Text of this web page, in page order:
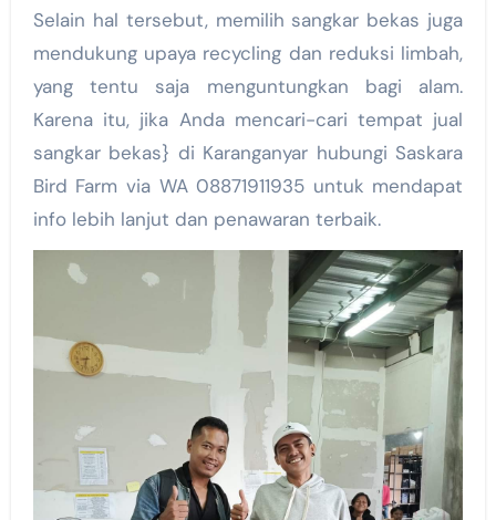
Selain hal tersebut, memilih sangkar bekas juga
mendukung upaya recycling dan reduksi limbah,
yang tentu saja menguntungkan bagi alam.
Karena itu, jika Anda mencari-cari tempat jual
sangkar bekas} di Karanganyar hubungi Saskara
Bird Farm via WA 08871911935 untuk mendapat
info lebih lanjut dan penawaran terbaik.